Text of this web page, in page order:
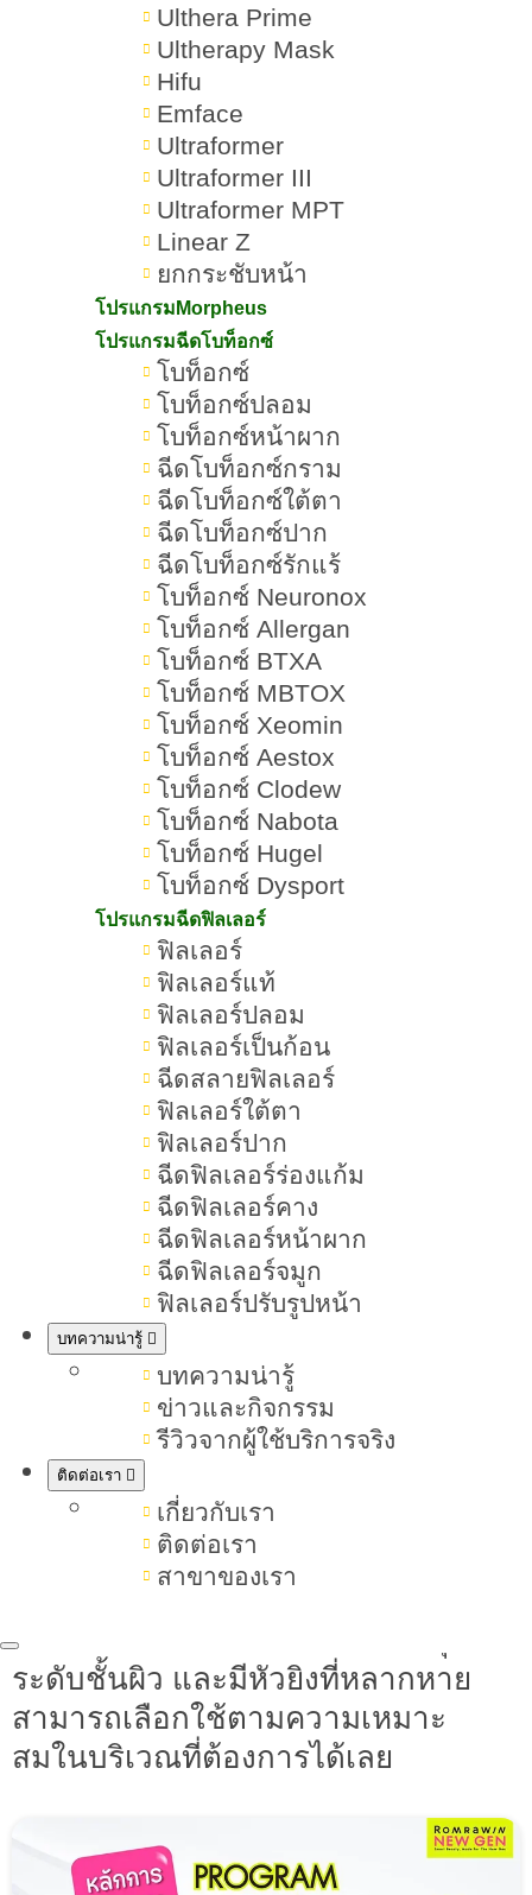
Ulthera Prime
Ultherapy Mask
Hifu
Emface
Ultraformer
Ultraformer III
Ultraformer MPT
Linear Z
ยกกระชับหน้า
โปรแกรมMorpheus
โปรแกรมฉีดโบท็อกซ์
โบท็อกซ์
โบท็อกซ์ปลอม
โบท็อกซ์หน้าผาก
ฉีดโบท็อกซ์กราม
ฉีดโบท็อกซ์ใต้ตา
ฉีดโบท็อกซ์ปาก
ฉีดโบท็อกซ์รักแร้
โบท็อกซ์ Neuronox
โบท็อกซ์ Allergan
โบท็อกซ์ BTXA
โบท็อกซ์ MBTOX
โบท็อกซ์ Xeomin
โบท็อกซ์ Aestox
โบท็อกซ์ Clodew
โบท็อกซ์ Nabota
โบท็อกซ์ Hugel
โบท็อกซ์ Dysport
โปรแกรมฉีดฟิลเลอร์
ฟิลเลอร์
ฟิลเลอร์แท้
ฟิลเลอร์ปลอม
ฟิลเลอร์เป็นก้อน
ฉีดสลายฟิลเลอร์
ฟิลเลอร์ใต้ตา
ฟิลเลอร์ปาก
ฉีดฟิลเลอร์ร่องแก้ม
ฉีดฟิลเลอร์คาง
ฉีดฟิลเลอร์หน้าผาก
ฉีดฟิลเลอร์จมูก
ฟิลเลอร์ปรับรูปหน้า
บทความน่ารู้
บทความน่ารู้
ข่าวและกิจกรรม
รีวิวจากผู้ใช้บริการจริง
ติดต่อเรา
เกี่ยวกับเรา
ติดต่อเรา
สาขาของเรา
Ultraformer III สามารถทำจุดไหน
ทำ Ultraformer III เจ็บหรือไม่
ระหว่างทำและหลังทำ
Ultraformer III ทำกี่วันถึงเห็น
ก่อนทำ Ultraformer III ต้องเตรียม
ตัวอย่างไร
หลังทำ Ultraformer III ต้องดูแลตัว
เองอย่างไรให้ผลลัพธ์อยู่ได้นาน
Ultraformer III ต้องทำบ่อยแค่ไหน
คำถามยอดฮิตเกี่ยวกับโปรแกรม
Ultraformer III
สรุปทุกเรื่องเกี่ยวกับ Ultraformer III
Ultraformer III หัตถการยกกระชับปรับรูป
หน้า ลดริ้วรอยแบบไม่ต้องผ่าตัด
UltraformerIII เป็นอีกหนึ่งตัวเลือกที่
ช่วยผิวหย่อนคล้อย กลับมายก กระชับ
หน้าเล็ก หน้ายุง ได้แบบไม่ต้องผ่าตัด
ใครที่สนใจอยากรู้เพิ่มเติมแล้วว่า
โปรแกรม Ultraformer III คืออะไร
เหมาะกับใคร แล้วต่างจากตัวยก
กระชับตัวอื่น ๆ อย่างไรบ้างต้องห้าม
พลาดบทความนี้
Ultraformer III คืออะไร อันตรายไหม
Ultraformer III คือเทคโนโลยีทางเลือก
ใหม่สำหรับผู้ที่ต้องการยกกระชับ
หน้าปรับรูปหน้าให้เรียว และลดความ
หย่อนคล้อย โดยไม่ต้องเจ็บตัว ไม่ต้อง
ใช้เข็ม และไม่ต้องผ่าตัด เห็นผลลัพธ์
ตั้งแต่ครั้งแรกที่ทำ โปรแกรม
Ultraformer III ใช้พลังงานคลื่นเสีย
งอัลตร้าซาวด์ ซึ่งไม่เป็นตรายต่อผิวชั้น
Ultraformer III สามารถลงได้ลึกทุก
ระดับชั้นผิว และมีหัวยิงที่หลากหาย
สามารถเลือกใช้ตามความเหมาะ
สมในบริเวณที่ต้องการได้เลย